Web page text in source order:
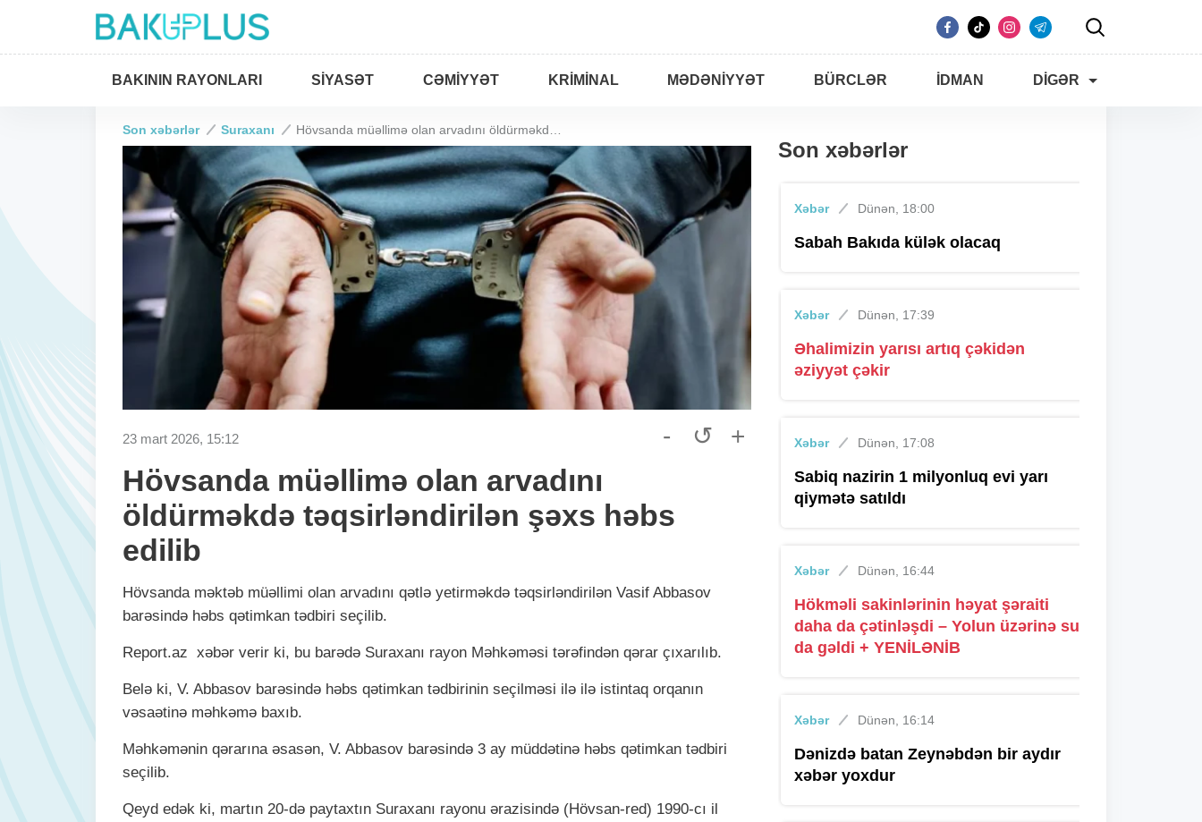
BAKININ RAYONLARI SIYASƏT CƏMIYYƏT KRIMINAL MƏDƏNIYYƏT BÜRCLƏR İDMAN DIGƏR
Son xəbərlər Suraxanı
23 mart 2026, 15:12 - ↺ +
Hövsanda müəllimə olan arvadını
öldürməkdə təqsirləndirilən şəxs həbs
edilib
Hövsanda məktəb müəllimi olan arvadını qətlə yetirməkdə təqsirləndirilən Vasif Abbasov
barəsində həbs qətimkan tədbiri seçilib.
Report.аz xəbər verir ki, bu barədə Suraxanı rayon Məhkəməsi tərəfindən qərar çıxarılıb.
Belə ki, V. Abbasov barəsində həbs qətimkan tədbirinin seçilməsi ilə ilə istintaq orqanın
vəsaətinə məhkəmə baxıb.
Məhkəmənin qərarına əsasən, V. Abbasov barəsində 3 ay müddətinə həbs qətimkan tədbiri
seçilib.
Qeyd edək ki, martın 20-də paytaxtın Suraxanı rayonu ərazisində (Hövsan-red) 1990-cı il
Son xəbərlər
Xəbər Dünən, 18:00
Sabah Bakıda külək olacaq
Xəbər Dünən, 17:39
Əhalimizin yarısı artıq çəkidən
əziyyət çəkir
Xəbər Dünən, 17:08
Sabiq nazirin 1 milyonluq evi yarı
qiymətə satıldı
Xəbər Dünən, 16:44
Hökməli sakinlərinin həyat şəraiti
daha da çətinləşdi – Yolun üzərinə su
da gəldi + YENİLƏNİB
Xəbər Dünən, 16:14
Dənizdə batan Zeynəbdən bir aydır
xəbər yoxdur